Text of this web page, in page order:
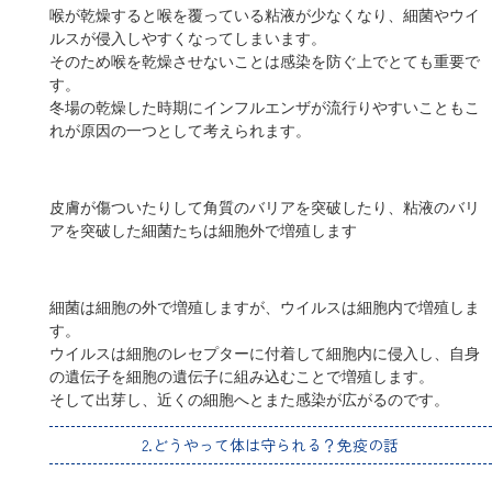
喉が乾燥すると喉を覆っている粘液が少なくなり、細菌やウイ
ルスが侵入しやすくなってしまいます。
そのため喉を乾燥させないことは感染を防ぐ上でとても重要で
す。
冬場の乾燥した時期にインフルエンザが流行りやすいこともこ
れが原因の一つとして考えられます。
皮膚が傷ついたりして角質のバリアを突破したり、粘液のバリ
アを突破した細菌たちは細胞外で増殖します
細菌は細胞の外で増殖しますが、ウイルスは細胞内で増殖しま
す。
ウイルスは細胞のレセプターに付着して細胞内に侵入し、自身
の遺伝子を細胞の遺伝子に組み込むことで増殖します。
そして出芽し、近くの細胞へとまた感染が広がるのです。
2.どうやって体は守られる？免疫の話